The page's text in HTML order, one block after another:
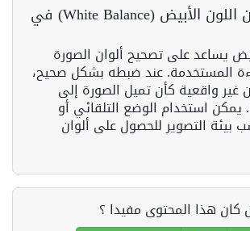
ما أهمية توازن اللون الأبيض (White Balance) في
يساعد على تصحيح ألوان الصورة
المستخدمة. عند ضبطه بشكل صحيح،
غير واقعية كأن تميل الصورة إلى
يمكن استخدام الوضع التلقائي أو
التصوير للحصول على ألوان
كان هذا المحتوى مفيدا ؟